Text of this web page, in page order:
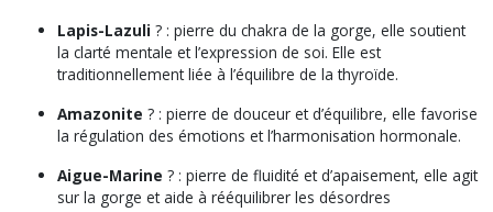
Lapis-Lazuli ? : pierre du chakra de la gorge, elle soutient
la clarté mentale et l’expression de soi. Elle est
traditionnellement liée à l’équilibre de la thyroïde.
Amazonite ? : pierre de douceur et d’équilibre, elle favorise
la régulation des émotions et l’harmonisation hormonale.
Aigue-Marine ? : pierre de fluidité et d’apaisement, elle agit
sur la gorge et aide à rééquilibrer les désordres